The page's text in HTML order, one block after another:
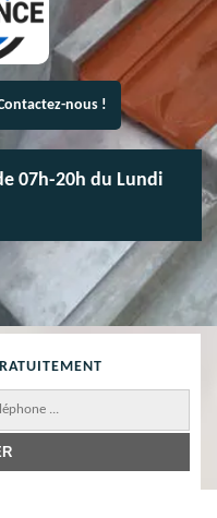
nous !
07h-20h du Lundi